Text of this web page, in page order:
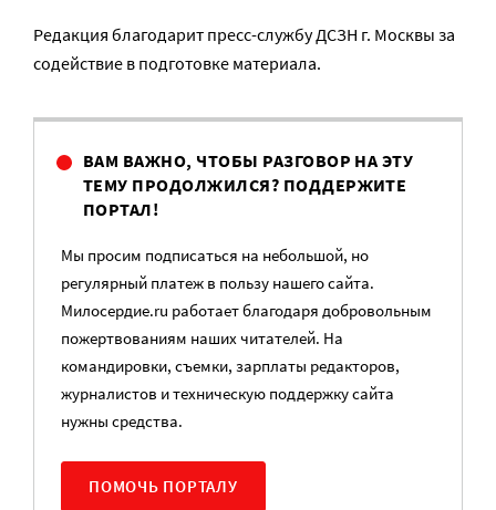
Редакция благодарит пресс-службу ДСЗН г. Москвы за
содействие в подготовке материала.
ВАМ ВАЖНО, ЧТОБЫ РАЗГОВОР НА ЭТУ
ТЕМУ ПРОДОЛЖИЛСЯ? ПОДДЕРЖИТЕ
ПОРТАЛ!
Мы просим подписаться на небольшой, но
регулярный платеж в пользу нашего сайта.
Милосердие.ru работает благодаря добровольным
пожертвованиям наших читателей. На
командировки, съемки, зарплаты редакторов,
журналистов и техническую поддержку сайта
нужны средства.
ПОМОЧЬ ПОРТАЛУ